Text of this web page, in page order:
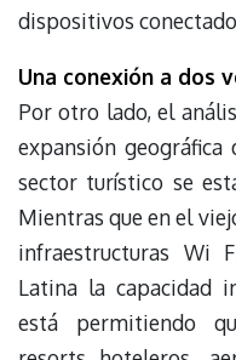
dispositivos
Una conexión a dos
Por otro lado, el
expansión
sector turístico se
Mientras que en el
infraestructuras Wi
Latina la capacidad
está permitiendo